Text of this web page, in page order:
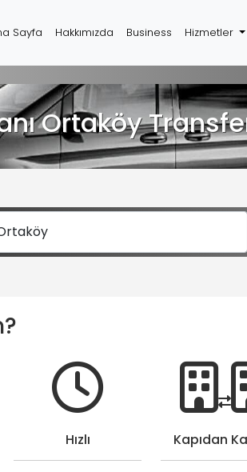
Sayfa Hakkımızda Business Hizmetler
Ortaköy
Hızlı Kapıdan